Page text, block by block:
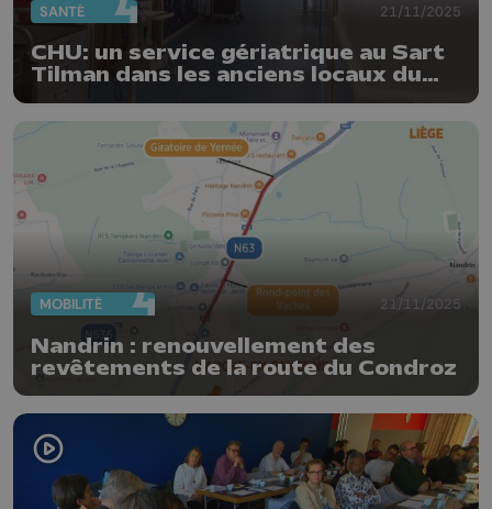
SANTÉ 21/11/2025
CHU: un service gériatrique au Sart
Tilman dans les anciens locaux du
MOBILITÉ 21/11/2025
Nandrin : renouvellement des
revêtements de la route du Condroz